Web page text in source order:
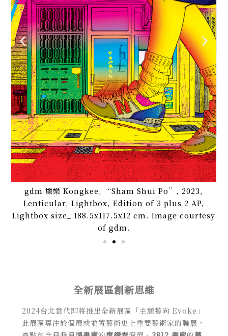
gdm 爍樂 Kongkee, “Sham Shui Po”, 2023,
Lenticular, Lightbox, Edition of 3 plus 2 AP,
Lightbox size_ 188.5x117.5x12 cm. Image courtesy
of gdm.
全新展區創新思維
2024台北當代即將推出全新展區「主題藝向 Evoke」
此展區專注於個展或並置藝術史上重要藝術家的聯展，